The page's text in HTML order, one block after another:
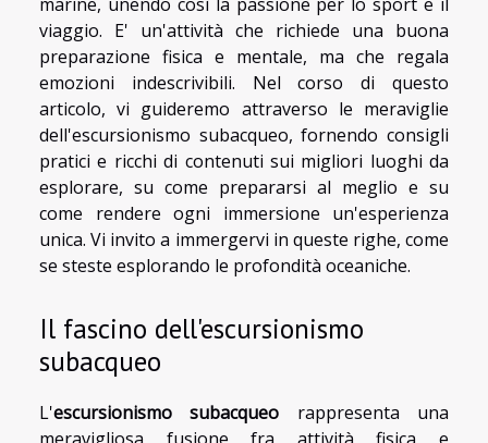
viaggio. E' un'attività che richiede una buona
preparazione fisica e mentale, ma che regala
emozioni indescrivibili. Nel corso di questo
articolo, vi guideremo attraverso le meraviglie
dell'escursionismo subacqueo, fornendo consigli
pratici e ricchi di contenuti sui migliori luoghi da
esplorare, su come prepararsi al meglio e su
come rendere ogni immersione un'esperienza
unica. Vi invito a immergervi in queste righe, come
se steste esplorando le profondità oceaniche.
Il fascino dell'escursionismo
subacqueo
L'escursionismo subacqueo rappresenta una